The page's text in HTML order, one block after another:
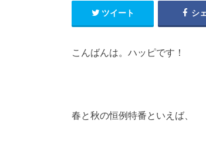
ツイート シ
こんばんは。ハッピです！
春と秋の恒例特番といえば、